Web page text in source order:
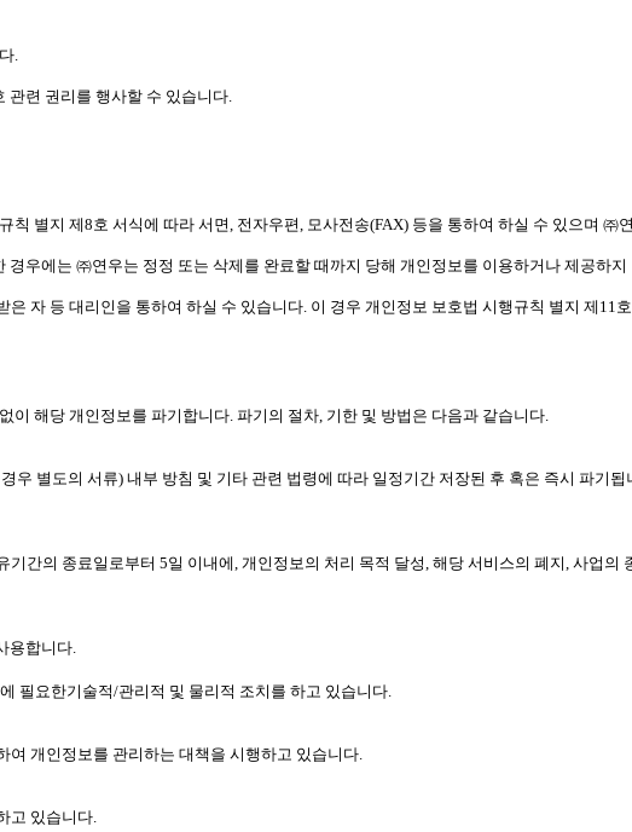
.
련 권리를 행사할 수 있습니다.
별지 제8호 서식에 따라 서면, 전자우편, 모사전송(FAX) 등을 통하여 하실 수 있으며 ㈜
우에는 ㈜연우는 정정 또는 삭제를 완료할 때까지 당해 개인정보를 이용하거나 제공하지
자 등 대리인을 통하여 하실 수 있습니다. 이 경우 개인정보 보호법 시행규칙 별지 제11
해당 개인정보를 파기합니다. 파기의 절차, 기한 및 방법은 다음과 같습니다.
우 별도의 서류) 내부 방침 및 기타 관련 법령에 따라 일정기간 저장된 후 혹은 즉시 파기
간의 종료일로부터 5일 이내에, 개인정보의 처리 목적 달성, 해당 서비스의 폐지, 사업
용합니다.
필요한기술적/관리적 및 물리적 조치를 하고 있습니다.
개인정보를 관리하는 대책을 시행하고 있습니다.
고 있습니다.